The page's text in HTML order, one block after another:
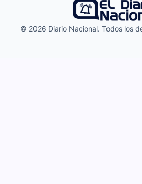
© 2026 Diario Nacional. Todos los